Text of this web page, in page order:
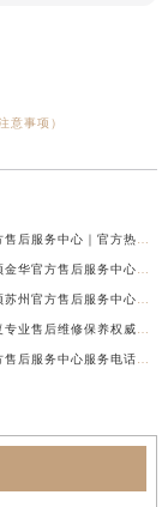
意事项）